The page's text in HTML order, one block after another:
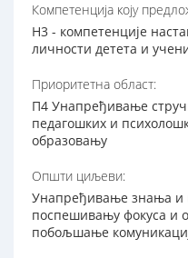
Компетенција коју
Н3 - компетенције
личности детета и
Приоритетна област:
П4 Унапређивање
педагошких и
образовању
Општи циљеви:
Унапређивање знања и
поспешивању фокуса и
побољшање